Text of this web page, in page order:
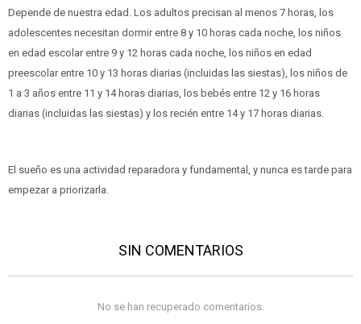
Depende de nuestra edad. Los adultos precisan al menos 7 horas, los
adolescentes necesitan dormir entre 8 y 10 horas cada noche, los niños
en edad escolar entre 9 y 12 horas cada noche, los niños en edad
preescolar entre 10 y 13 horas diarias (incluidas las siestas), los niños de
1 a 3 años entre 11 y 14 horas diarias, los bebés entre 12 y 16 horas
diarias (incluidas las siestas) y los recién entre 14 y 17 horas diarias.
El sueño es una actividad reparadora y fundamental, y nunca es tarde para
empezar a priorizarla.
SIN COMENTARIOS
No se han recuperado comentarios.